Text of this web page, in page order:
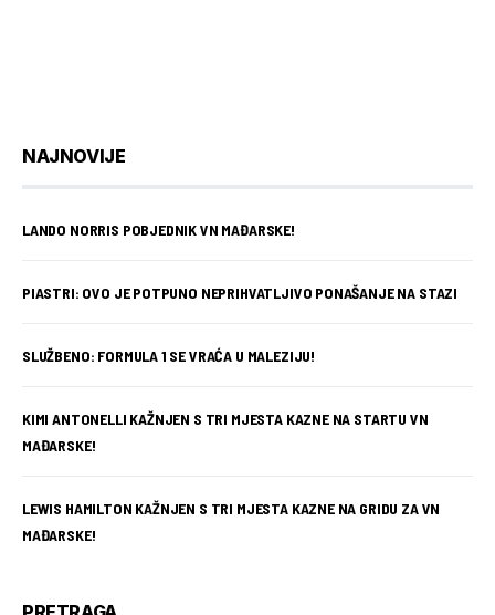
NAJNOVIJE
LANDO NORRIS POBJEDNIK VN MAĐARSKE!
PIASTRI: OVO JE POTPUNO NEPRIHVATLJIVO PONAŠANJE NA STAZI
SLUŽBENO: FORMULA 1 SE VRAĆA U MALEZIJU!
KIMI ANTONELLI KAŽNJEN S TRI MJESTA KAZNE NA STARTU VN
MAĐARSKE!
LEWIS HAMILTON KAŽNJEN S TRI MJESTA KAZNE NA GRIDU ZA VN
MAĐARSKE!